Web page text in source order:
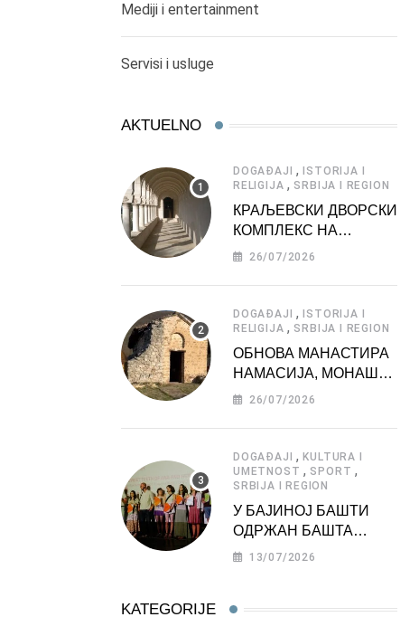
Mediji i entertainment
Servisi i usluge
AKTUELNO
DOGAĐAJI , ISTORIJA I
RELIGIJA , SRBIJA I REGION
КРАЉЕВСКИ ДВОРСКИ
КОМПЛЕКС НА
ДЕДИЊУ –
АТРАКЦИЈА
26/07/2026
DOGAĐAJI , ISTORIJA I
RELIGIJA , SRBIJA I REGION
ОБНОВА МАНАСТИРА
НАМАСИЈА, МОНАШКЕ
ЗАДУЖБИНЕ
26/07/2026
DOGAĐAJI ,KULTURA I
UMETNOST , SPORT ,
SRBIJA I REGION
У БАЈИНОЈ БАШТИ
ОДРЖАН БАШТА
ФЕСТ 2026
13/07/2026
KATEGORIJE